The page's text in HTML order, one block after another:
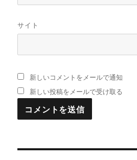
サイト
新しいコメントをメールで通知
新しい投稿をメールで受け取る